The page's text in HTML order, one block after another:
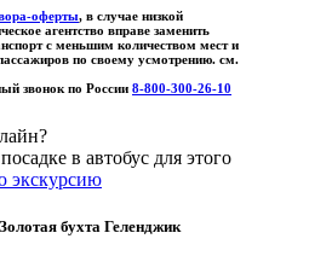
оферты, в случае низкой
агентство вправе заменить
с меньшим количеством мест и
по своему усмотрению. см.
звонок по России 8-800-300-26-10
в автобус для этого
экскурсию
бухта Геленджик